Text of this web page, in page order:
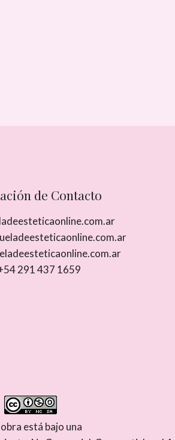
de Contacto
291 437 1659
está bajo una